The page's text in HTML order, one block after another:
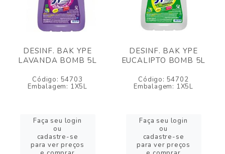
DESINF. BAK YPE
LAVANDA BOMB 5L
Código: 54703
Embalagem: 1X5L
Faça seu login
ou
cadastre-se
para ver preços
DESINF. BAK YPE
EUCALIPTO BOMB 5L
Código: 54702
Embalagem: 1X5L
Faça seu login
ou
cadastre-se
para ver preços